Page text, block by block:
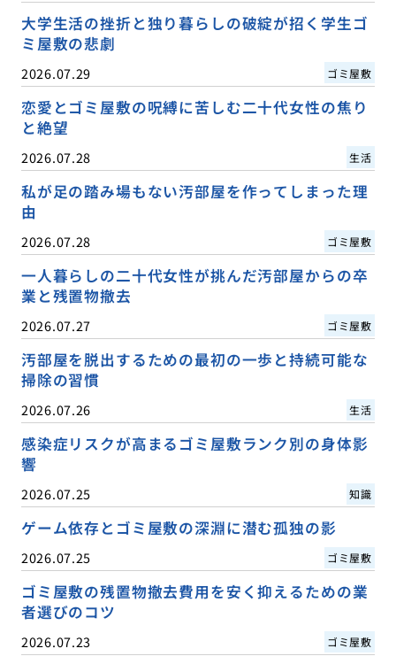
大学生活の挫折と独り暮らしの破綻が招く学生ゴ
ミ屋敷の悲劇
2026.07.29 ゴミ屋敷
恋愛とゴミ屋敷の呪縛に苦しむ二十代女性の焦り
と絶望
2026.07.28 生活
私が足の踏み場もない汚部屋を作ってしまった理
由
2026.07.28 ゴミ屋敷
一人暮らしの二十代女性が挑んだ汚部屋からの卒
業と残置物撤去
2026.07.27 ゴミ屋敷
汚部屋を脱出するための最初の一歩と持続可能な
掃除の習慣
2026.07.26 生活
感染症リスクが高まるゴミ屋敷ランク別の身体影
響
2026.07.25 知識
ゲーム依存とゴミ屋敷の深淵に潜む孤独の影
2026.07.25 ゴミ屋敷
ゴミ屋敷の残置物撤去費用を安く抑えるための業
者選びのコツ
2026.07.23 ゴミ屋敷